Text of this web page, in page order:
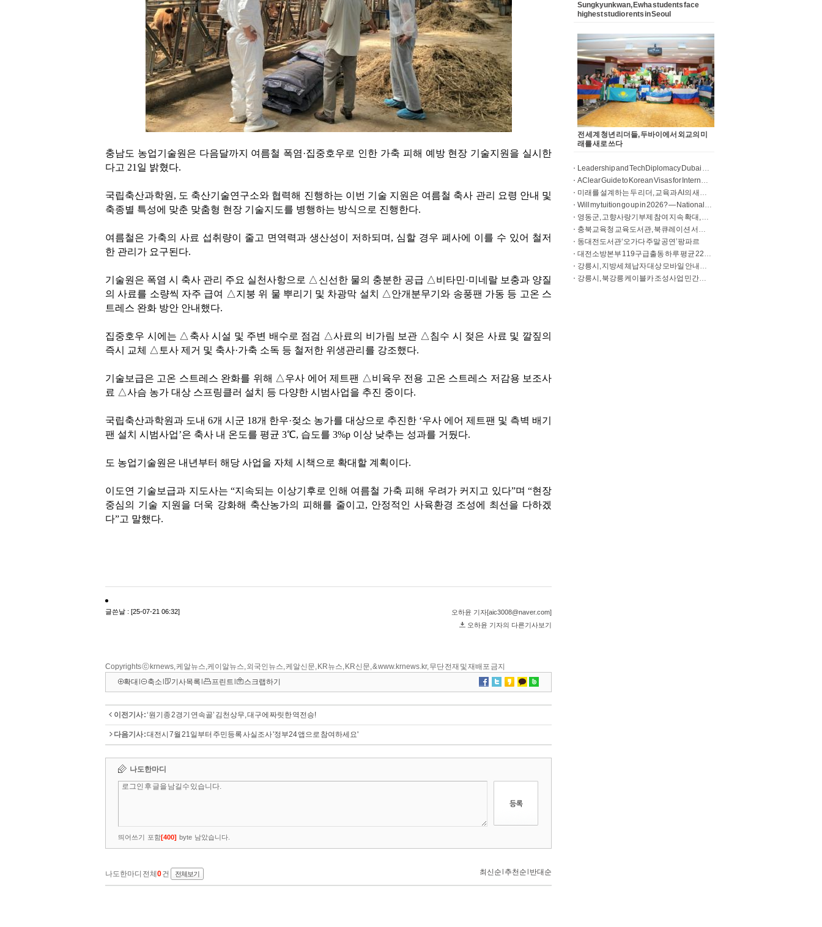
Copyrights ⓒ krnews, 케알뉴스,케이알뉴스, 외국인뉴스, 케알신문, KR뉴스, KR신문, & www.krnews.kr, 무단 전재 및 재배포 금지
확대
축소 기사목록 프린트 스크랩하기
이전기사 :‘원기종 2경기 연속골’ 김천상무, 대구에 짜릿한 역전승!
다음기사 :대전시 7월 21일부터 주민등록 사실조사 '정부24 앱으로 참여하세요'
Sungkyunkwan, Ewha students face
highest studio rents in Seoul
전 세계 청년 리더들, 두바이에서 외교의 미
래를 새로 쓰다
Leadership and TechDiplomacy Dubai Summit 2026
A Clear Guide to Korean Visas for International Students
미래를 설계하는 두 리더, 교육과 AI의 새로운 지평을 열다
Will my tuition go up in 2026? — National universities Source: Will my tuition go up in 2026?
영동군, 고향사랑기부제 참여 지속 확대, 기부 건수 증가 속 제도 안정화
충북교육청 교육도서관, 북큐레이션 서비스 확대 운영
동대전도서관‘오가다 주말 공연’팡파르
대전소방본부 119구급출동 하루 평균 220건, 6분마다 현장으로
강릉시, 지방세 체납자 대상 모바일 안내문 발송
강릉시, 북강릉 케이블카 조성사업 민간사업자 공모